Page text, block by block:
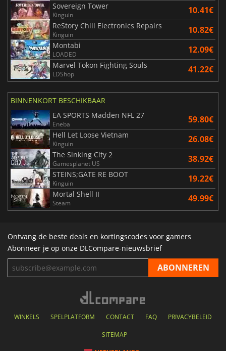
Sovereign Tower
Kinguin 10.41€
ReStory Chill Electronics Repairs
Kinguin 10.82€
Montabi
LOADED 12.09€
Marvel Tokon Fighting Souls
LDShop 41.22€
BINNENKORT BESCHIKBAAR
EA SPORTS Madden NFL 27
Eneba 59.80€
Hell Let Loose Vietnam
Kinguin 26.08€
The Sinking City 2
Gamesplanet US 38.92€
STEINS;GATE RE BOOT
Kinguin 19.22€
Mortal Shell II
Steam 49.99€
Ontvang de beste deals en kortingscodes voor gamers
Abonneer je op onze DLCompare-nieuwsbrief
WINKELS SPELPLATFORM CONTACT FAQ PRIVACYBELEID
SITEMAP